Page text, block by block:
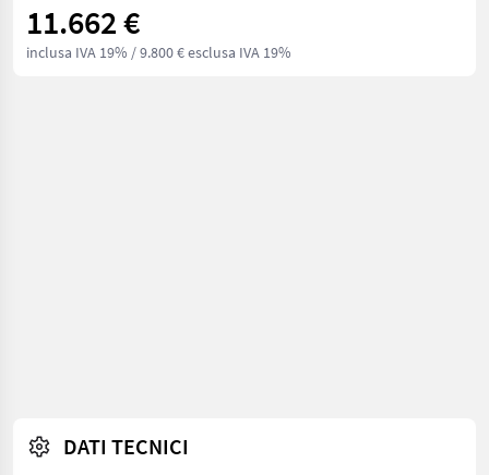
11.662 €
inclusa IVA 19% / 9.800 € esclusa IVA 19%
DATI TECNICI